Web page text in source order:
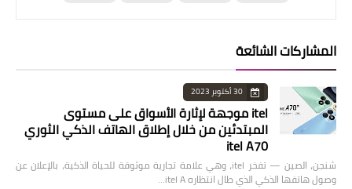
المشاركات الشائعة
30 أكتوبر 2023
itel موجهة لإثارة الأسواق على مستوى
المبتدئين من خلال إطلاق الهاتف الذكي الثوري
itel A70
شنجن، الصين — تفخر itel، وهي علامة تجارية موثوقة للحياة الذكية، بالإعلان عن
وصول هاتفها الذكي الذي طال انتظاره itel A…